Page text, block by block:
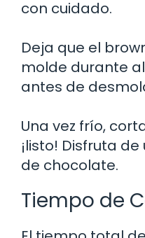
con cuidado.
Deja que el
molde durante
antes de
Una vez frío,
¡listo! Disfruta
de chocolate.
Tiempo de